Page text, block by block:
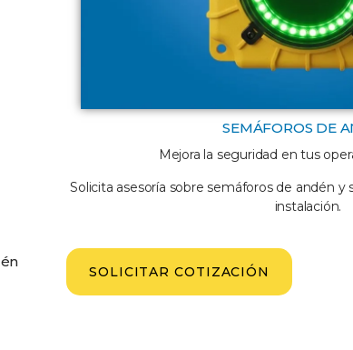
SEMÁFOROS DE
Mejora la seguridad en tus
Solicita asesoría sobre semáforos de andén y
instalación.
SOLICITAR COTIZACIÓN